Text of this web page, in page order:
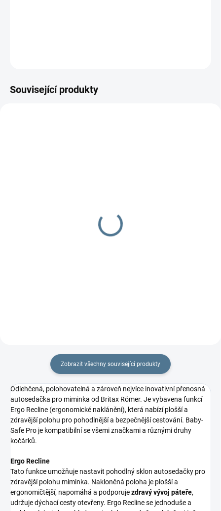
Související produkty
Zobrazit všechny související produkty
Odlehčená, polohovatelná a zároveň nejvíce inovativní přenosná
autosedačka pro miminka od Britax Römer. Je vybavena funkcí
Ergo Recline (ergonomické naklánění), která nabízí plošší a
zdravější polohu pro pohodlnější a bezpečnější cestování. Baby-
Safe Pro je kompatibilní se všemi značkami a různými druhy
kočárků.
Ergo Recline
Tato funkce umožňuje nastavit pohodlný sklon autosedačky pro
zdravější polohu miminka. Nakloněná poloha je plošší a
ergonomičtější, napomáhá a podporujezdravý vývoj páteře,
udržuje dýchací cesty otevřeny. Ergo Recline se jednoduše a